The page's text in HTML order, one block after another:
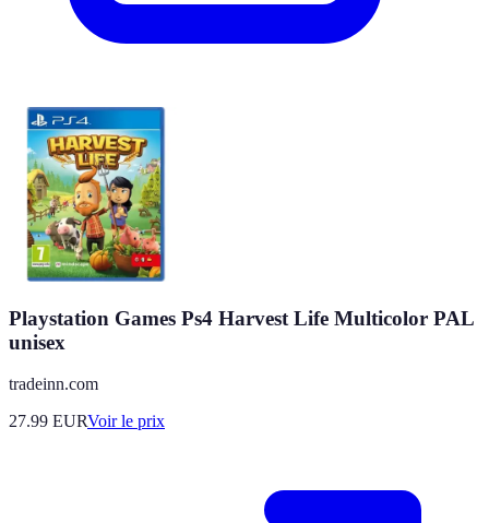
Playstation Games Ps4 Harvest Life Multicolor PAL
unisex
tradeinn.com
27.99 EURVoir le prix